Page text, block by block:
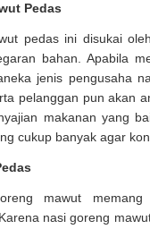
Pedas
pedas ini disukai
bahan. Apabila
jenis pengusaha
pelanggan pun akan
makanan yang
cukup banyak agar
mawut
nasi goreng